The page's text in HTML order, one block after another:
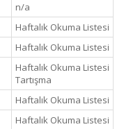
n/a
Haftalık Okuma Listesi
Haftalık Okuma Listesi
Haftalık Okuma Listesi
Tartışma
Haftalık Okuma Listesi
Haftalık Okuma Listesi